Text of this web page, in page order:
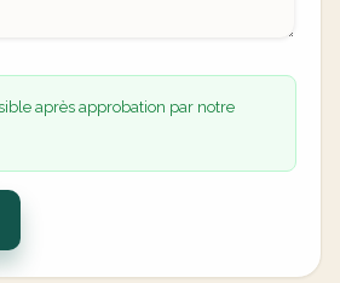
après approbation par notre